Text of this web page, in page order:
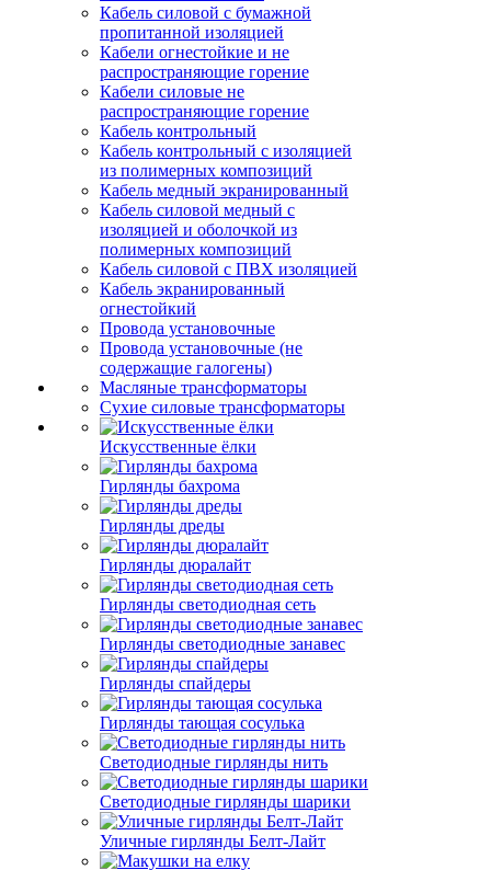
Кабель силовой с бумажной
пропитанной изоляцией
Кабели огнестойкие и не
распространяющие горение
Кабели силовые не
распространяющие горение
Кабель контрольный
Кабель контрольный с изоляцией
из полимерных композиций
Кабель медный экранированный
Кабель силовой медный с
изоляцией и оболочкой из
полимерных композиций
Кабель силовой с ПВХ изоляцией
Кабель экранированный
огнестойкий
Провода установочные
Провода установочные (не
содержащие галогены)
Масляные трансформаторы
Сухие силовые трансформаторы
Искусственные ёлки
Гирлянды бахрома
Гирлянды дреды
Гирлянды дюралайт
Гирлянды светодиодная сеть
Гирлянды светодиодные занавес
Гирлянды спайдеры
Гирлянды тающая сосулька
Светодиодные гирлянды нить
Светодиодные гирлянды шарики
Уличные гирлянды Белт-Лайт